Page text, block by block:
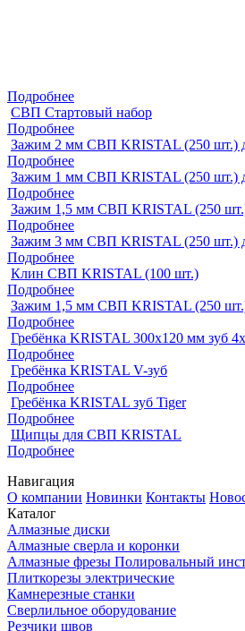
Подробнее
СВП Стартовый набор
Подробнее
Зажим 2 мм СВП KRISTAL (250 шт.)
Подробнее
Зажим 1 мм СВП KRISTAL (250 шт.)
Подробнее
Зажим 1,5 мм СВП KRISTAL (250
Подробнее
Зажим 3 мм СВП KRISTAL (250 шт.)
Подробнее
Клин СВП KRISTAL (100 шт.)
Подробнее
Зажим 1,5 мм СВП KRISTAL (250
Подробнее
Гребёнка KRISTAL 300х120 мм зуб
Подробнее
Гребёнка KRISTAL V-зуб
Подробнее
Гребёнка KRISTAL зуб Tiger
Подробнее
Щипцы для СВП KRISTAL
Подробнее
Навигация
О компании Новинки Контакты
Каталог
Алмазные диски
Алмазные сверла и коронки
Алмазные фрезы Полировальный
Плиткорезы электрические
Камнерезные станки
Сверлильное оборудование
Резчики швов